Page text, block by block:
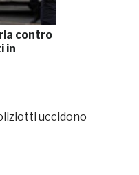
contro
in
uccidono